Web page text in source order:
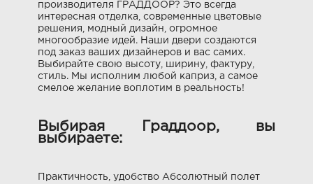
производителя ГРАДДООР? Это всегда
интересная отделка, современные цветовые
решения, модный дизайн, огромное
многообразие идей. Наши двери создаются
под заказ ваших дизайнеров и вас самих.
Выбирайте свою высоту, ширину, фактуру,
стиль. Мы исполним любой каприз, а самое
смелое желание воплотим в реальность!
Выбирая Граддоор, вы
выбираете:
Практичность, удобство Абсолютный полет